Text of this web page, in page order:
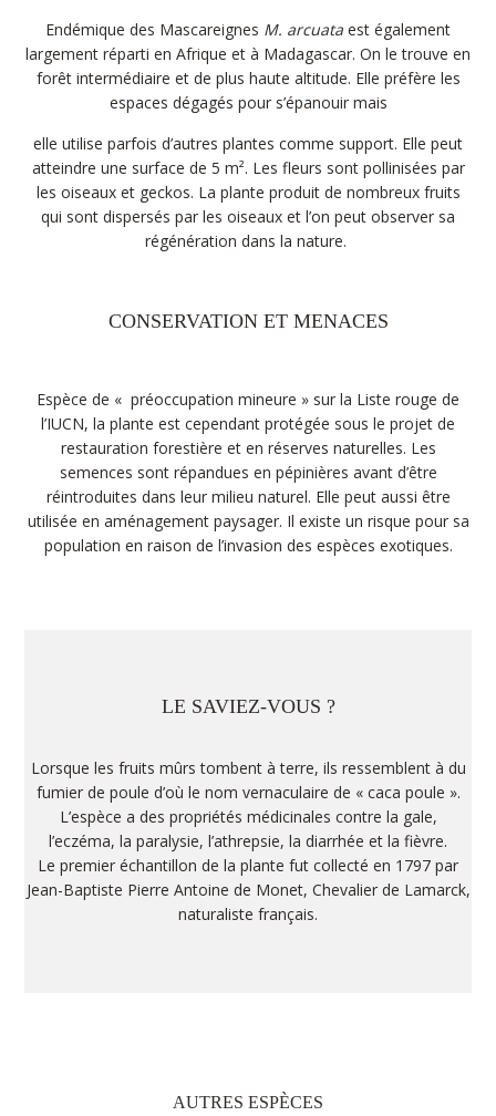
Endémique des Mascareignes M. arcuata est également
largement réparti en Afrique et à Madagascar. On le trouve en
forêt intermédiaire et de plus haute altitude. Elle préfère les
espaces dégagés pour s’épanouir mais
elle utilise parfois d’autres plantes comme support. Elle peut
atteindre une surface de 5 m². Les fleurs sont pollinisées par
les oiseaux et geckos. La plante produit de nombreux fruits
qui sont dispersés par les oiseaux et l’on peut observer sa
régénération dans la nature.
CONSERVATION ET MENACES
Espèce de « préoccupation mineure » sur la Liste rouge de
l’IUCN, la plante est cependant protégée sous le projet de
restauration forestière et en réserves naturelles. Les
semences sont répandues en pépinières avant d’être
réintroduites dans leur milieu naturel. Elle peut aussi être
utilisée en aménagement paysager. Il existe un risque pour sa
population en raison de l’invasion des espèces exotiques.
LE SAVIEZ-VOUS ?
Lorsque les fruits mûrs tombent à terre, ils ressemblent à du
fumier de poule d’où le nom vernaculaire de « caca poule ».
L’espèce a des propriétés médicinales contre la gale,
l’eczéma, la paralysie, l’athrepsie, la diarrhée et la fièvre.
Le premier échantillon de la plante fut collecté en 1797 par
Jean-Baptiste Pierre Antoine de Monet, Chevalier de Lamarck,
naturaliste français.
AUTRES ESPÈCES